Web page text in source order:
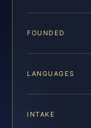
FOUNDED
LANGUAGES
INTAKE